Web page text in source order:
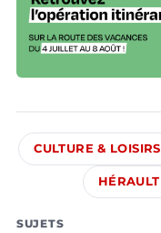
CULTURE & LOISIRS
HÉRAULT
SUJETS